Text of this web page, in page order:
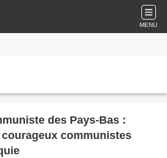
MENU
des Pays-Bas :
communistes